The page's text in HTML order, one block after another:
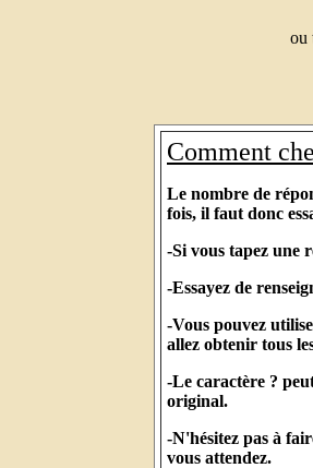
ou
Comment
Le nombre de
fois, il faut donc
-Si vous tapez une
-Essayez de
-Vous pouvez
allez obtenir tous
-Le caractère ?
original.
-N'hésitez pas à
vous attendez.